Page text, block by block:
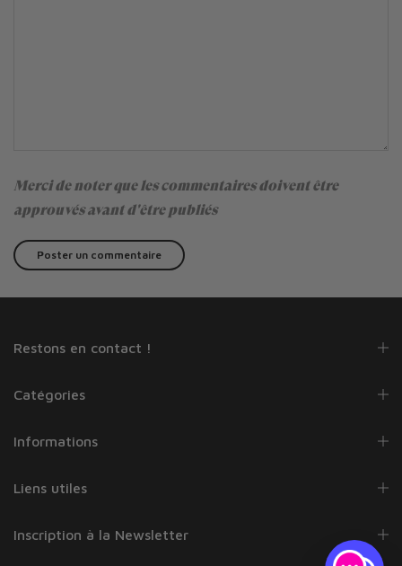
Merci de noter que les commentaires doivent être
approuvés avant d'être publiés
Restons en contact !
Catégories
Informations
Liens utiles
Inscription à la Newsletter